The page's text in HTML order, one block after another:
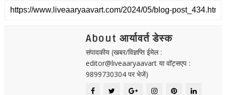
About आर्यावर्त डेस्क
संपादकीय (खबर/विज्ञप्ति ईमेल :
editor@liveaaryaavart या वॉट्सएप :
9899730304 पर भेजें)